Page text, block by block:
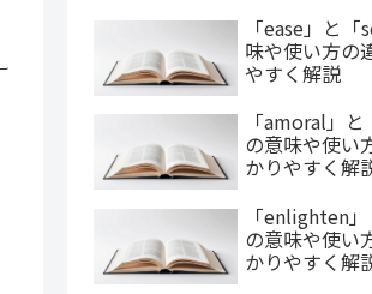
「ease」と
味や使い方の
やすく解説
「amoral」
の意味や使い
かりやすく解
「enlighten
の意味や使い
かりやすく解